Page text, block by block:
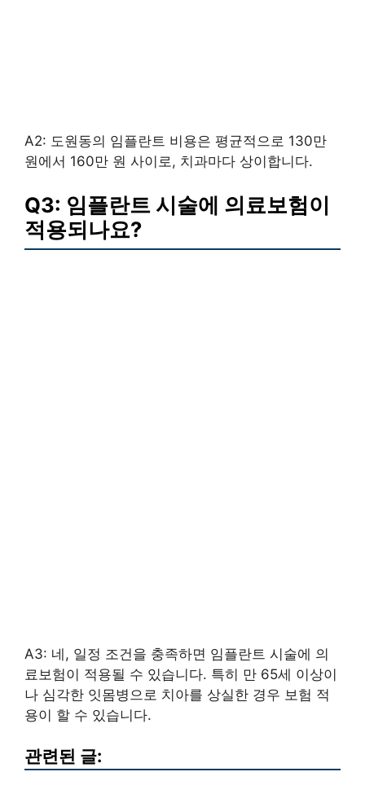
A2: 도원동의 임플란트 비용은 평균적으로 130만
원에서 160만 원 사이로, 치과마다 상이합니다.
Q3: 임플란트 시술에 의료보험이
적용되나요?
A3: 네, 일정 조건을 충족하면 임플란트 시술에 의
료보험이 적용될 수 있습니다. 특히 만 65세 이상이
나 심각한 잇몸병으로 치아를 상실한 경우 보험 적
용이 할 수 있습니다.
관련된 글: